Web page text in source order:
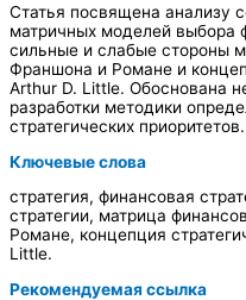
Статья посвящена анализу
матричных моделей выбора
сильные и слабые стороны
Франшона и Романе и
Arthur D. Little. Обоснована
разработки методики
стратегических приоритетов.
Ключевые слова
стратегия, финансовая
стратегии, матрица
Романе, концепция
Little.
Рекомендуемая ссылка